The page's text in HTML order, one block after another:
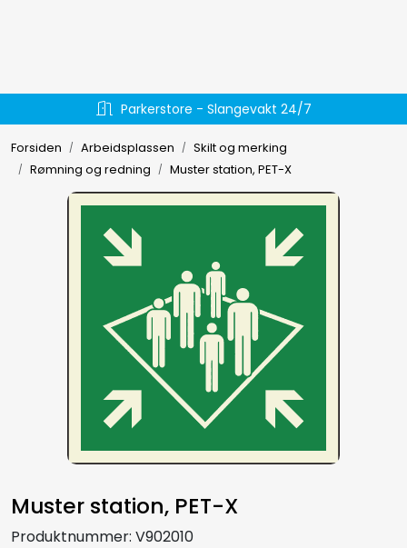
Daglig lokal utkjøring
Forsiden Arbeidsplassen
Skilt og merking
Rømning og redning
Muster station, PET-X
Muster station, PET-X
Produktnummer: V902010
Væskehåndtering
EL-verktøy
Håndverktøy
Arbeidsklær